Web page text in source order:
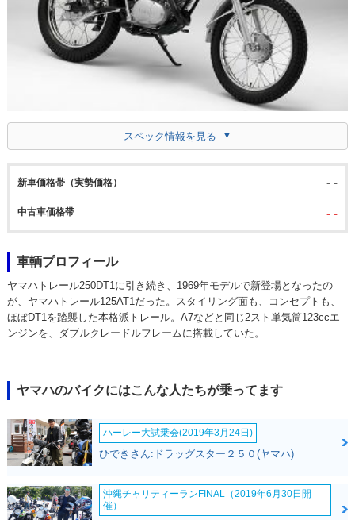
スペック情報を見る
新車価格帯（実勢価格） - -
中古車価格帯 - -
車輌プロフィール
ヤマハトレール250DT1に引き続き、1969年モデルで新登場となったの
が、ヤマハトレール125AT1だった。スタイリング面も、コンセプトも、
ほぼDT1を踏襲した本格派トレール。A7などと同じ2スト単気筒123ccエ
ンジンを、ダブルクレードルフレームに搭載していた。
ヤマハのバイクにはこんな人たちが乗ってます
ハーレー大試乗会(2019年3月24日)
ひできさん:ドラッグスター２５０(ヤマハ)
沖縄チャリティーランFINAL（2019年6月30日開
催）